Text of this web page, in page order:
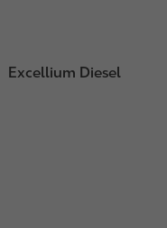
Excellium Diesel